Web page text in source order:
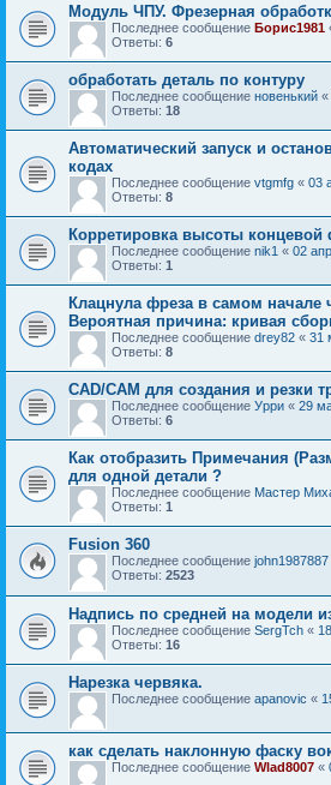
Модуль ЧПУ. Фрезерная
Последнее сообщение Борис1981
Ответы: 6
обработать деталь по контуру
Последнее сообщение новенький «
Ответы: 18
Автоматический запуск и
кодах
Последнее сообщение vtgmfg « 03
Ответы: 8
Корретировка высоты концевой
Последнее сообщение nik1 « 02
Ответы: 1
Клацнула фреза в самом начале
Вероятная причина: кривая
Последнее сообщение drey82 « 31
Ответы: 8
САD/САМ для создания и резки
Последнее сообщение Урри « 29
Ответы: 6
Как отобразить Примечания
для одной детали ?
Последнее сообщение Мастер
Ответы: 1
Fusion 360
Последнее сообщение john1987887
Ответы: 2523
Надпись по средней на модели
Последнее сообщение SergTch «
Ответы: 16
Нарезка червяка.
Последнее сообщение apanovic «
как сделать наклонную фаску
Последнее сообщение Wlad8007 «